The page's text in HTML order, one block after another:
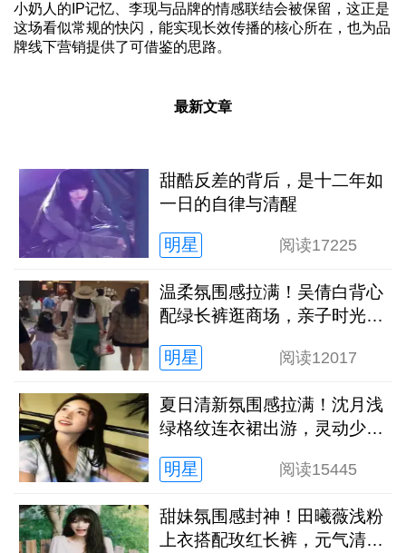
小奶人的IP记忆、李现与品牌的情感联结会被保留，这正是
这场看似常规的快闪，能实现长效传播的核心所在，也为品
牌线下营销提供了可借鉴的思路。
最新文章
甜酷反差的背后，是十二年如
一日的自律与清醒
明星 阅读17225
温柔氛围感拉满！吴倩白背心
配绿长裤逛商场，亲子时光松
明星
阅读12017
夏日清新氛围感拉满！沈月浅
绿格纹连衣裙出游，灵动少女
明星
阅读15445
甜妹氛围感封神！田曦薇浅粉
上衣搭配玫红长裤，元气清甜